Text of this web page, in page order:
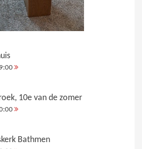
10e van de zomer
Bathmen